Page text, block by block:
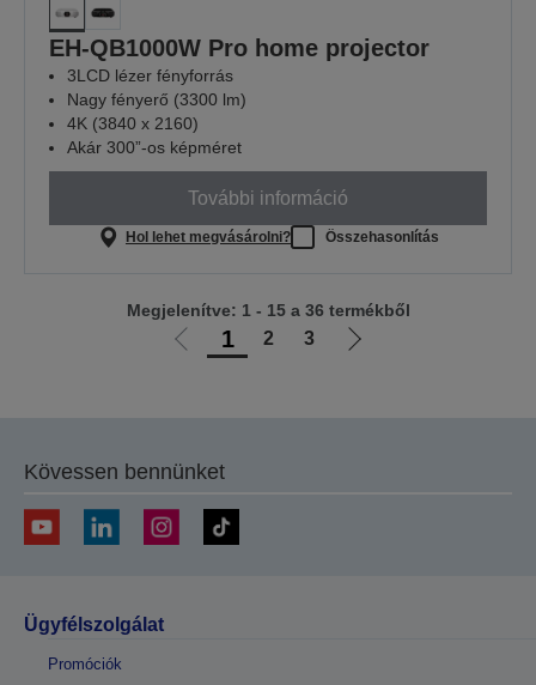
EH-QB1000W Pro home projector
3LCD lézer fényforrás
Nagy fényerő (3300 lm)
4K (3840 x 2160)
Akár 300”-os képméret
További információ
Hol lehet megvásárolni? Összehasonlítás
Előző
1 2 3
Következő
Megjelenítve: 1 - 15 a 36 termékből
Kövessen bennünket
Ügyfélszolgálat
Promóciók